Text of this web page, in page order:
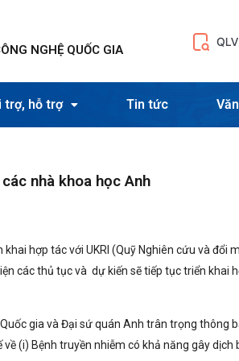
NGHỆ QUỐC GIA
trợ, hỗ trợ Tin tức
nhà khoa học Anh
khai hợp tác với UKRI (Quỹ Nghiên cứu và đổi
các thủ tục và dự kiến sẽ tiếp tục triển khai
gia và Đại sứ quán Anh trân trọng thông
(i) Bệnh truyền nhiễm có khả năng gây dịch